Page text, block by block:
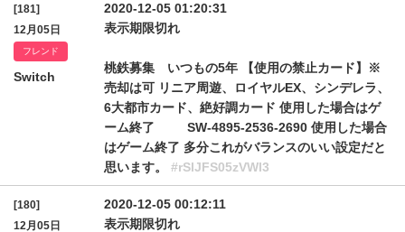
[181]
12月05日
フレンド
Switch
2020-12-05 01:20:31
表示期限切れ
桃鉄募集 いつもの5年 【使用の禁止カード】※
売却は可 リニア周遊、ロイヤルEX、シンデレラ、
6大都市カード、絶好調カード 使用した場合はゲ
ーム終了 SW-4895-2536-2690 使用した場合
はゲーム終了 多分これがバランスのいい設定だと
思います。 #rSlJFS05zVWl3
[180]
12月05日
2020-12-05 00:12:11
表示期限切れ